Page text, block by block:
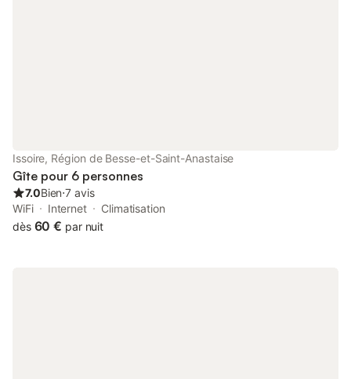
Issoire, Région de Besse-et-Saint-Anastaise
Gîte pour 6 personnes
7.0Bien⋅7 avis
WiFi
Internet
Climatisation
dès 60 € par nuit